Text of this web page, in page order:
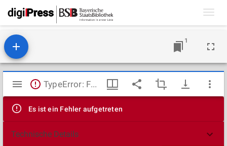
1
Mirador
Viewer
TypeError: Failed to fetch
Es ist ein Fehler aufgetreten
Technische Details